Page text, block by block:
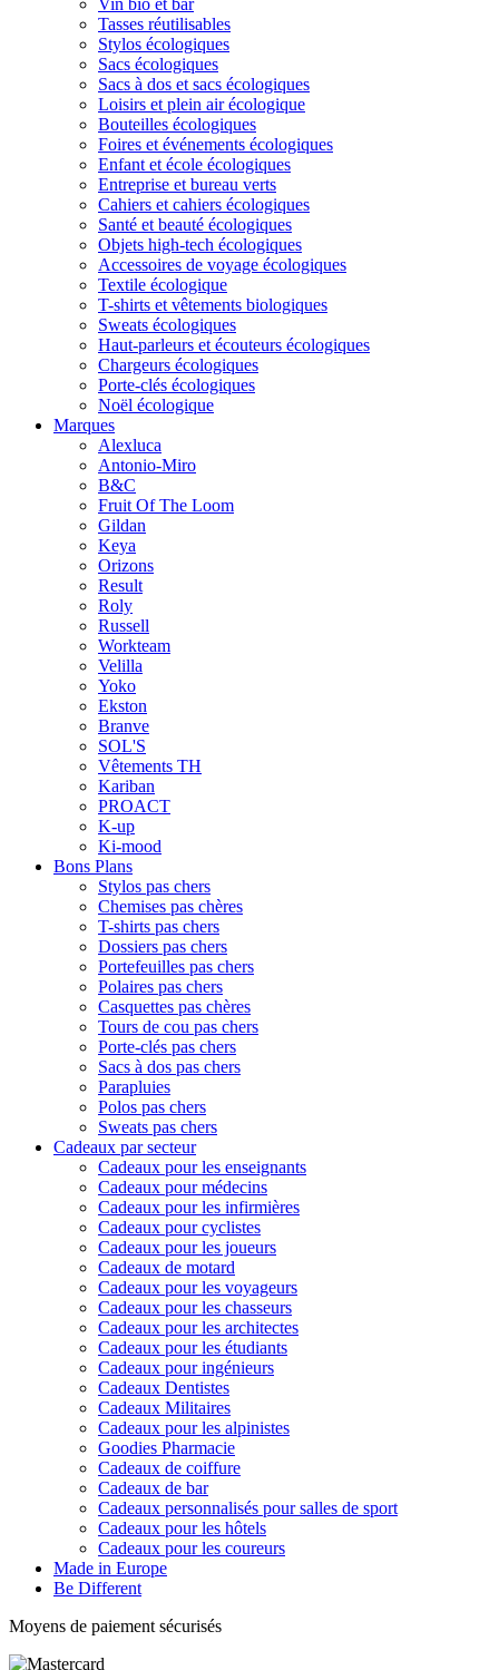
Tasses réutilisables
Stylos écologiques
Sacs écologiques
Sacs à dos et sacs écologiques
Loisirs et plein air écologique
Bouteilles écologiques
Foires et événements écologiques
Enfant et école écologiques
Entreprise et bureau verts
Cahiers et cahiers écologiques
Santé et beauté écologiques
Objets high-tech écologiques
Accessoires de voyage écologiques
Textile écologique
T-shirts et vêtements biologiques
Sweats écologiques
Haut-parleurs et écouteurs écologiques
Chargeurs écologiques
Porte-clés écologiques
Noël écologique
Marques
Alexluca
Antonio-Miro
B&C
Fruit Of The Loom
Gildan
Keya
Orizons
Result
Roly
Russell
Workteam
Velilla
Yoko
Ekston
Branve
SOL'S
Vêtements TH
Kariban
PROACT
K-up
Ki-mood
Bons Plans
Stylos pas chers
Chemises pas chères
T-shirts pas chers
Dossiers pas chers
Portefeuilles pas chers
Polaires pas chers
Casquettes pas chères
Tours de cou pas chers
Porte-clés pas chers
Sacs à dos pas chers
Parapluies
Polos pas chers
Sweats pas chers
Cadeaux par secteur
Cadeaux pour les enseignants
Cadeaux pour médecins
Cadeaux pour les infirmières
Cadeaux pour cyclistes
Cadeaux pour les joueurs
Cadeaux de motard
Cadeaux pour les voyageurs
Cadeaux pour les chasseurs
Cadeaux pour les architectes
Cadeaux pour les étudiants
Cadeaux pour ingénieurs
Cadeaux Dentistes
Cadeaux Militaires
Cadeaux pour les alpinistes
Goodies Pharmacie
Cadeaux de coiffure
Cadeaux de bar
Cadeaux personnalisés pour salles de sport
Cadeaux pour les hôtels
Cadeaux pour les coureurs
Made in Europe
Be Different
Moyens de paiement sécurisés